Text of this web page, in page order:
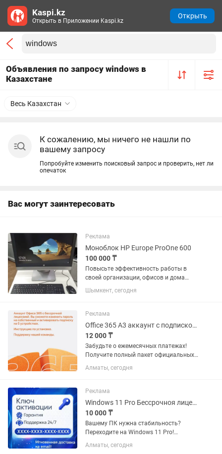
Объявления по запросу windows в
Казахстане
Весь Казахстан
К сожалению, мы ничего не нашли по
вашему запросу
Попробуйте изменить поисковый запрос и проверить, нет ли
опечаток
Вас могут заинтересовать
Реклама
Моноблок HP Europe ProOne 600
100 000 ₸
Повысьте эффективность работы в
своей организации, офисов и дома
Моноблок HP ProOne 600
демонстрирует новый уровень
использовать и как полноценный ПК
Элегантный и...
Шымкент, сегодня
Реклама
Office 365 A3 аккаунт с подпиской на 5 устройств срок действия 1 год.
12 000 ₸
Забудьте о ежемесячных платежах!
Получите полный пакет официальных
приложений Microsoft Office для всей
семьи или малого бизнеса. Что внутри:
OneNote, Publisher и...
Алматы, сегодня
Реклама
Windows 11 Pro Бессрочноя лицензия (Электронный ключ)
10 000 ₸
Вашему ПК нужна стабильность?
Переходите на Windows 11 Pro!
Забудьте о пиратских активаторах и
рисках. Мы предлагаем оригинальные
Алматы, сегодня
Kaspi.kz
Открыть в Приложении Kaspi.kz
Открыть